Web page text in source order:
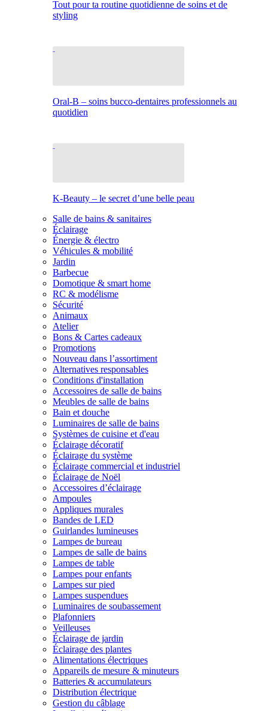
Tout pour ta routine quotidienne de soins et de
styling
Oral-B – soins bucco-dentaires professionnels au
quotidien
K-Beauty – le secret d’une belle peau
Salle de bains & sanitaires
Éclairage
Énergie & électro
Véhicules & mobilité
Jardin
Barbecue
Domotique & smart home
RC & modélisme
Sécurité
Animaux
Atelier
Bons & Cartes cadeaux
Promotions
Nouveau dans l’assortiment
Alternatives responsables
Conditions d'installation
Accessoires de salle de bains
Meubles de salle de bains
Bain et douche
Luminaires de salle de bains
Systèmes de cuisine et d'eau
Éclairage décoratif
Éclairage du système
Éclairage commercial et industriel
Éclairage de Noël
Accessoires d’éclairage
Ampoules
Appliques murales
Bandes de LED
Guirlandes lumineuses
Lampes de bureau
Lampes de salle de bains
Lampes de table
Lampes pour enfants
Lampes sur pied
Lampes suspendues
Luminaires de soubassement
Plafonniers
Veilleuses
Éclairage de jardin
Éclairage des plantes
Alimentations électriques
Appareils de mesure & minuteurs
Batteries & accumulateurs
Distribution électrique
Gestion du câblage